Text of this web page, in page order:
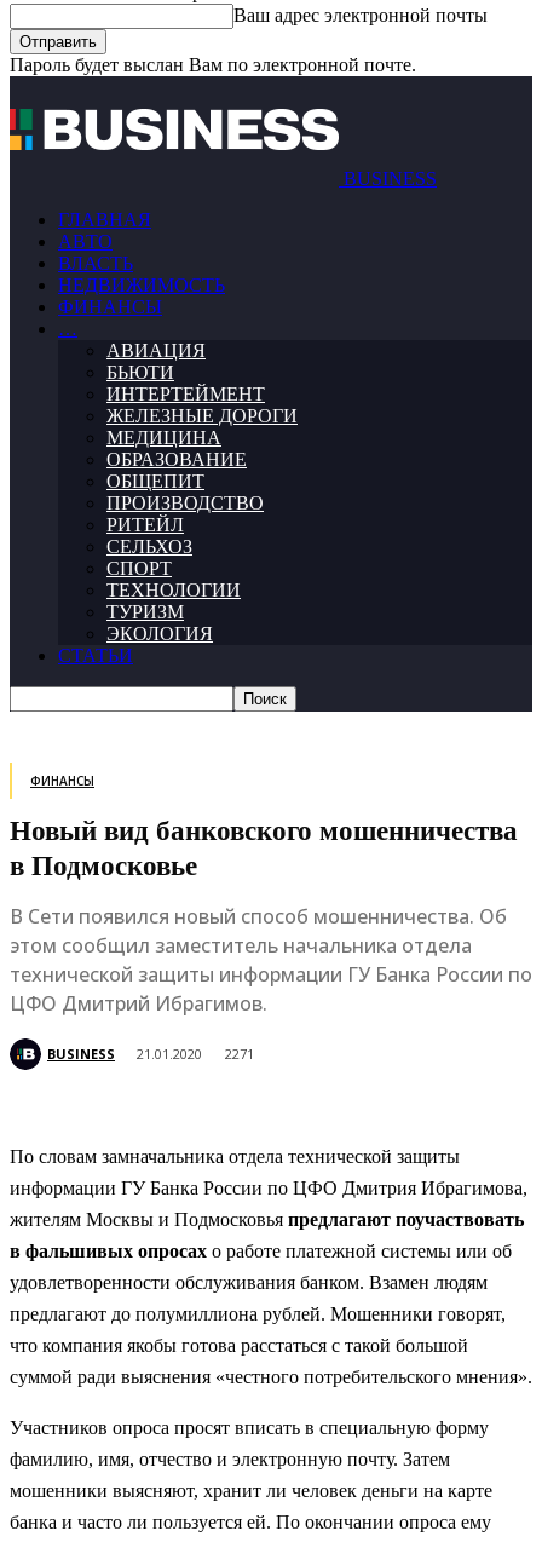
Ваш адрес электронной почты
Пароль будет выслан Вам по электронной почте.
BUSINESS
ГЛАВНАЯ
АВТО
ВЛАСТЬ
НЕДВИЖИМОСТЬ
ФИНАНСЫ
…
АВИАЦИЯ
БЬЮТИ
ИНТЕРТЕЙМЕНТ
ЖЕЛЕЗНЫЕ ДОРОГИ
МЕДИЦИНА
ОБРАЗОВАНИЕ
ОБЩЕПИТ
ПРОИЗВОДСТВО
РИТЕЙЛ
СЕЛЬХОЗ
СПОРТ
ТЕХНОЛОГИИ
ТУРИЗМ
ЭКОЛОГИЯ
СТАТЬИ
ФИНАНСЫ
Новый вид банковского мошенничества
в Подмосковье
В Сети появился новый способ мошенничества. Об
этом сообщил заместитель начальника отдела
технической защиты информации ГУ Банка России по
ЦФО Дмитрий Ибрагимов.
BUSINESS 21.01.2020 2271
По словам замначальника отдела технической защиты
информации ГУ Банка России по ЦФО Дмитрия Ибрагимова,
жителям Москвы и Подмосковья предлагают поучаствовать
в фальшивых опросах о работе платежной системы или об
удовлетворенности обслуживания банком. Взамен людям
предлагают до полумиллиона рублей. Мошенники говорят,
что компания якобы готова расстаться с такой большой
суммой ради выяснения «честного потребительского мнения».
Участников опроса просят вписать в специальную форму
фамилию, имя, отчество и электронную почту. Затем
мошенники выясняют, хранит ли человек деньги на карте
банка и часто ли пользуется ей. По окончании опроса ему